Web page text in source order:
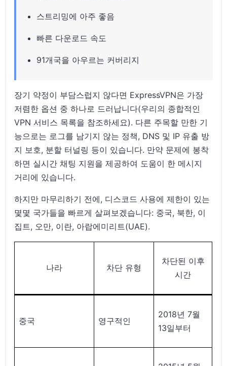
스트리밍에 아주 좋음
빠른 다운로드 속도
91개국을 아우르는 커버리지
장기 약정이 부담스럽지 않다면 ExpressVPN은 가장
저렴한 옵션 중 하나로 드러납니다(우리의 종합적인
VPN 서비스 목록을 참조하세요). 다른 주목할 만한 기
능으로는 로그를 남기지 않는 정책, DNS 및 IP 유출 방
지 보호, 분할 터널링 등이 있습니다. 만약 문제에 봉착
하면 실시간 채팅 지원을 제공하여 도움이 한 메시지
거리에 있습니다.
하지만 마무리하기 전에, 디스코드 사용에 제한이 있는
몇몇 국가들을 빠르게 살펴보겠습니다: 중국, 북한, 이
집트, 오만, 이란, 아랍에미리트(UAE).
나라 차단 유형
차단된 이후
시간
중국 영구적인
2018년 7월
13일부터